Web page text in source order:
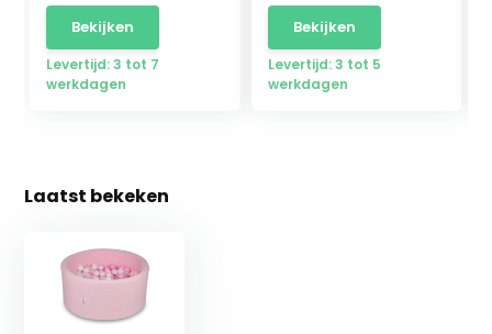
Bekijken
Levertijd: 3 tot 7
werkdagen
Bekijken
Levertijd: 3 tot 5
werkdagen
Laatst bekeken